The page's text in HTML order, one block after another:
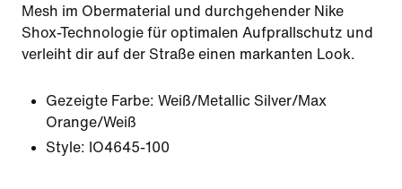
Mesh im Obermaterial und durchgehender Nike
Shox-Technologie für optimalen Aufprallschutz und
verleiht dir auf der Straße einen markanten Look.
Gezeigte Farbe: Weiß/Metallic Silver/Max
Orange/Weiß
Style: IO4645-100